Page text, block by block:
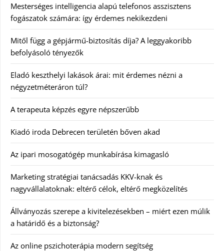
Mesterséges intelligencia alapú telefonos asszisztens
fogászatok számára: így érdemes nekikezdeni
Mitől függ a gépjármű-biztosítás díja? A leggyakoribb
befolyásoló tényezők
Eladó keszthelyi lakások árai: mit érdemes nézni a
négyzetméteráron túl?
A terapeuta képzés egyre népszerűbb
Kiadó iroda Debrecen területén bőven akad
Az ipari mosogatógép munkabírása kimagasló
Marketing stratégiai tanácsadás KKV-knak és
nagyvállalatoknak: eltérő célok, eltérő megközelítés
Állványozás szerepe a kivitelezésekben – miért ezen múlik
a határidő és a biztonság?
Az online pszichoterápia modern segítség